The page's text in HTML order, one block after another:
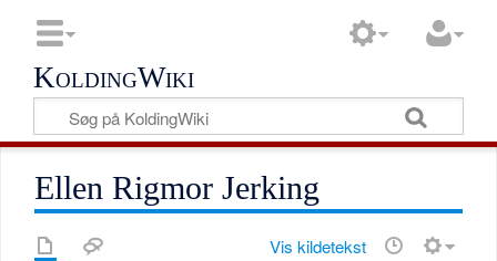
KoldingWiki
Ellen Rigmor Jerking
Vis kildetekst